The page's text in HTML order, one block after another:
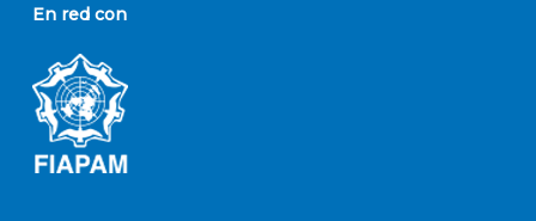
En red con